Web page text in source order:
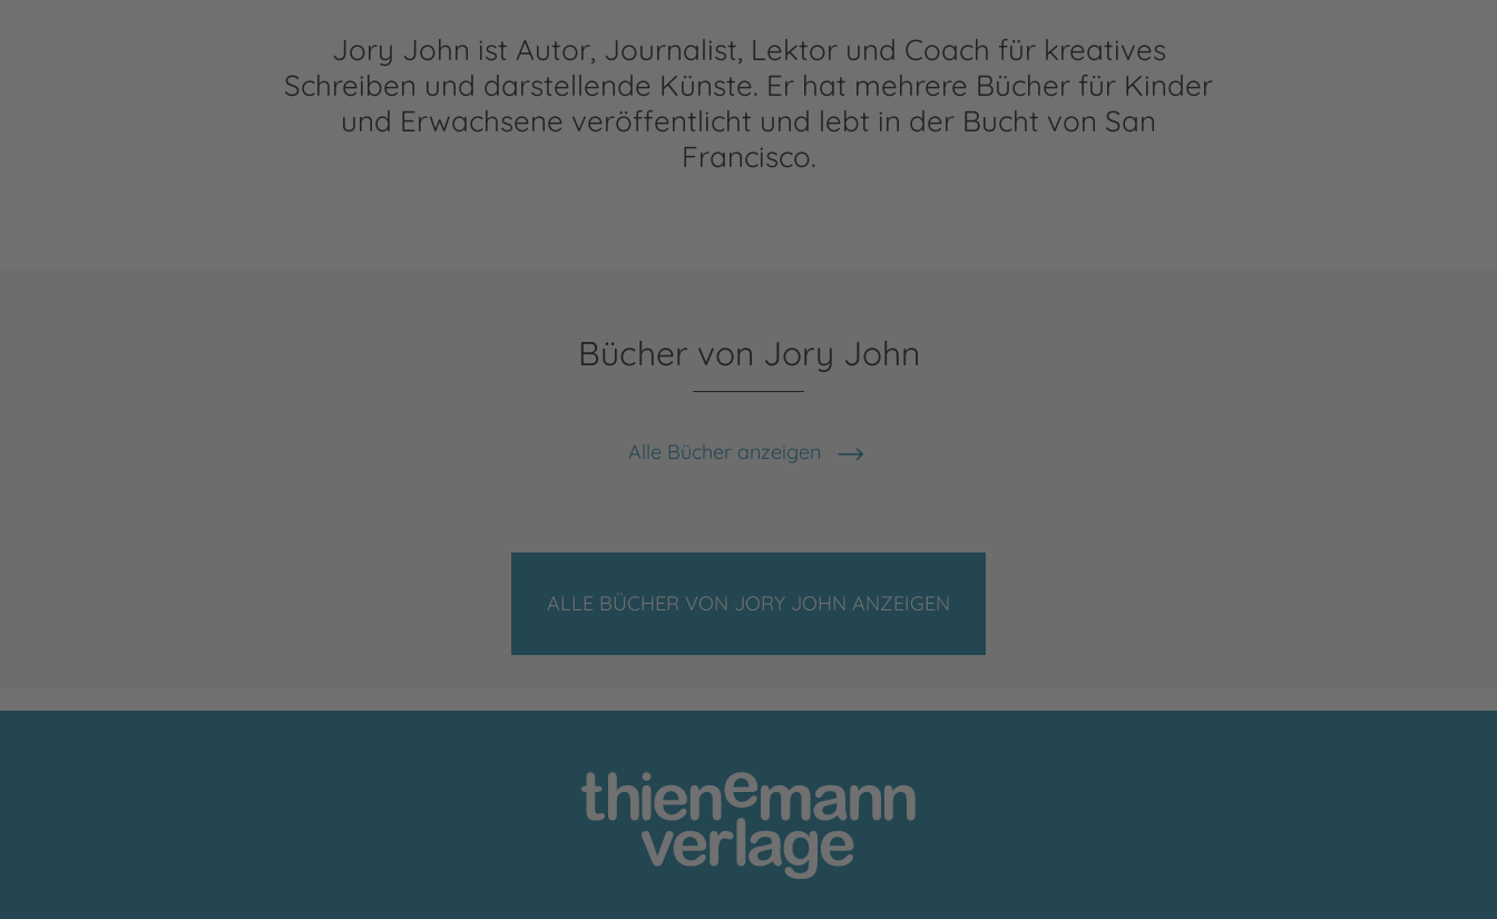
Jory John ist Autor, Journalist, Lektor und Coach für kreatives
Schreiben und darstellende Künste. Er hat mehrere Bücher für Kinder
und Erwachsene veröffentlicht und lebt in der Bucht von San
Francisco.
Bücher von Jory John
Alle Bücher anzeigen
ALLE BÜCHER VON JORY JOHN ANZEIGEN